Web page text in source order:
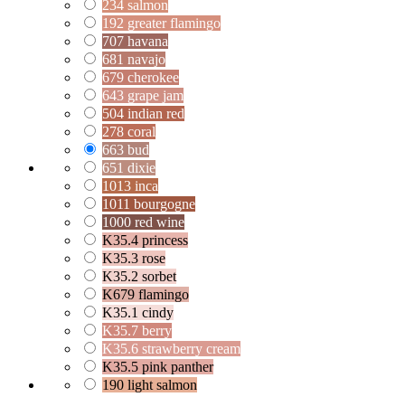
234 salmon
192 greater flamingo
707 havana
681 navajo
679 cherokee
643 grape jam
504 indian red
278 coral
663 bud
651 dixie
1013 inca
1011 bourgogne
1000 red wine
K35.4 princess
K35.3 rose
K35.2 sorbet
K679 flamingo
K35.1 cindy
K35.7 berry
K35.6 strawberry cream
K35.5 pink panther
190 light salmon